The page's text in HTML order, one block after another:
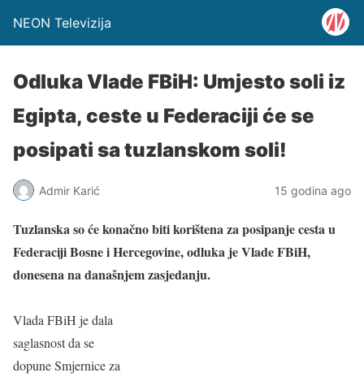
NEON Televizija
Odluka Vlade FBiH: Umjesto soli iz
Egipta, ceste u Federaciji će se
posipati sa tuzlanskom soli!
Admir Karić 15 godina ago
Tuzlanska so će konačno biti korištena za posipanje cesta u
Federaciji Bosne i Hercegovine, odluka je Vlade FBiH,
donesena na današnjem zasjedanju.
Vlada FBiH je dala
saglasnost da se
dopune Smjernice za